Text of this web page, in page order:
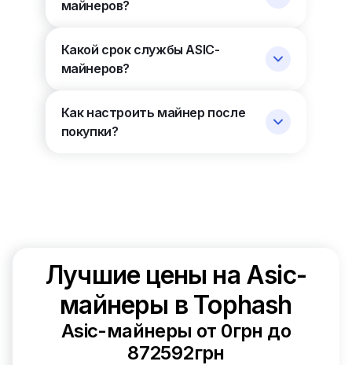
майнеров?
Какой срок службы ASIC-
майнеров?
Как настроить майнер после
покупки?
Лучшие цены на Asic-
майнеры в Tophash
Asic-майнеры от 0грн до
872592грн